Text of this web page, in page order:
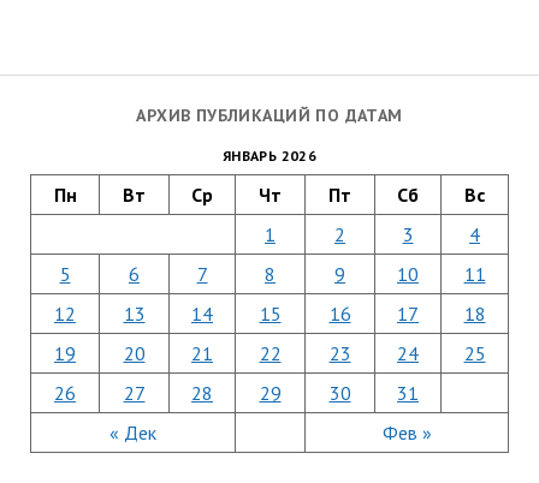
АРХИВ ПУБЛИКАЦИЙ ПО ДАТАМ
ЯНВАРЬ 2026
Пн Вт Ср Чт Пт Сб Вс
« Дек Фев »
1 2 3
4
5
6 7 8 9 10
11
12
13 14 15 16 17
18
19
20 21 22 23 24
25
26
27 28 29 30 31